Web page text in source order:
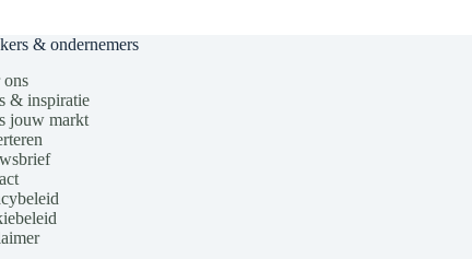
& ondernemers
& inspiratie
jouw markt